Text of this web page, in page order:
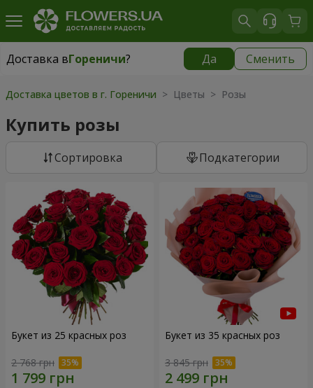
Доставка вГореничи? Да Сменить
Доставка вГореничи|
Доставка цветов в г. Гореничи > Цветы > Розы
Купить розы
Cортировка Подкатегории
Букет из 25 красных роз
2 768 грн
Букет из 35 красных роз
3 845 грн